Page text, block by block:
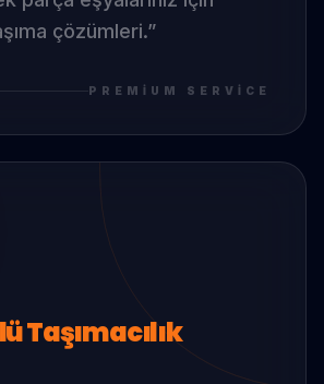
çözümleri.”
PREMIUM SERVICE
Taşımacılık